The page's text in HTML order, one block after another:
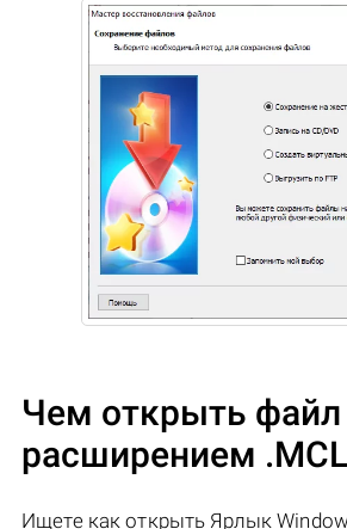
Чем открыть файл
расширением
Ищете как открыть Ярлык